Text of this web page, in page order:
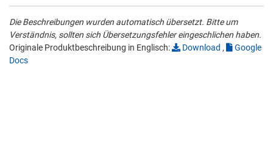
Die Beschreibungen wurden automatisch übersetzt. Bitte um
Verständnis, sollten sich Übersetzungsfehler eingeschlichen haben.
Originale Produktbeschreibung in Englisch:
Download ,
Google
Docs